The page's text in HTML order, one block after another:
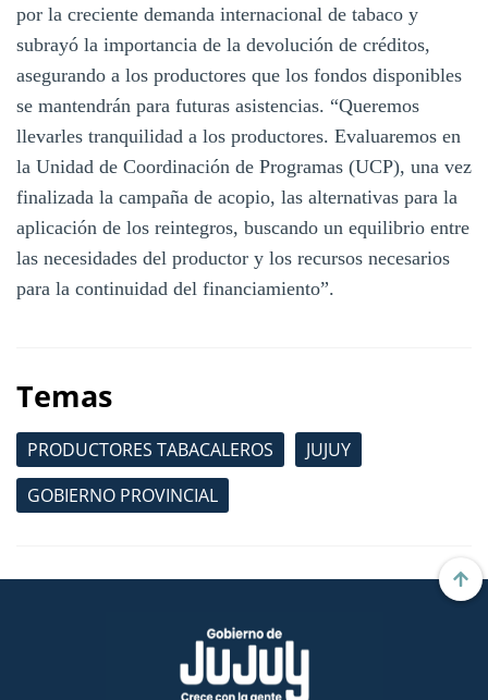
por la creciente demanda internacional de tabaco y
subrayó la importancia de la devolución de créditos,
asegurando a los productores que los fondos disponibles
se mantendrán para futuras asistencias. “Queremos
llevarles tranquilidad a los productores. Evaluaremos en
la Unidad de Coordinación de Programas (UCP), una vez
finalizada la campaña de acopio, las alternativas para la
aplicación de los reintegros, buscando un equilibrio entre
las necesidades del productor y los recursos necesarios
para la continuidad del financiamiento”.
Temas
PRODUCTORES TABACALEROS
JUJUY
GOBIERNO PROVINCIAL